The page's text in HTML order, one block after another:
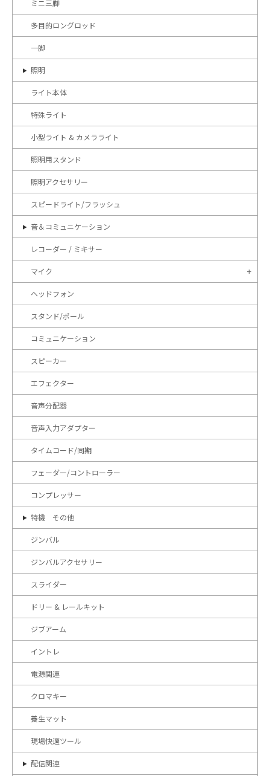
ミニ三脚
多目的ロングロッド
一脚
照明
ライト本体
特殊ライト
小型ライト & カメラライト
照明用スタンド
照明アクセサリー
スピードライト/フラッシュ
音＆コミュニケーション
レコーダー / ミキサー
マイク
ヘッドフォン
スタンド/ポール
コミュニケーション
スピーカー
エフェクター
音声分配器
音声入力アダプター
タイムコード/同期
フェーダー/コントローラー
コンプレッサー
特機 その他
ジンバル
ジンバルアクセサリー
スライダー
ドリー & レールキット
ジブアーム
イントレ
電源関連
クロマキー
養生マット
現場快適ツール
配信関連